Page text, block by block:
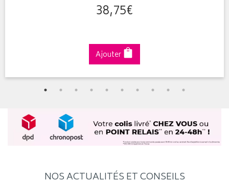
38,75€
Ajouter
NOS ACTUALITÉS ET CONSEILS